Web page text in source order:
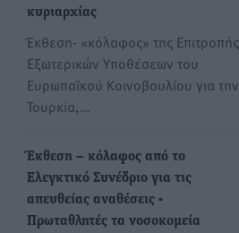
κυριαρχίας
Έκθεση- «κόλαφος» της Επιτροπής
Εξωτερικών Υποθέσεων του
Ευρωπαϊκού Κοινοβουλίου για την
Τουρκία,…
Έκθεση – κόλαφος από το
Ελεγκτικό Συνέδριο για τις
απευθείας αναθέσεις -
Πρωταθλητές τα νοσοκομεία